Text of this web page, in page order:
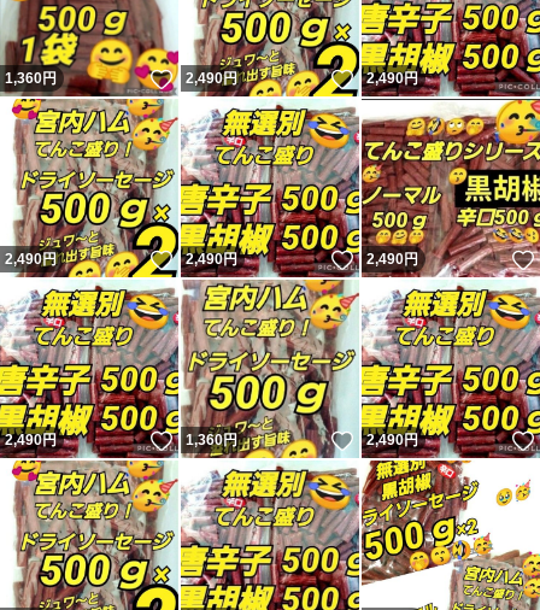
1,360円 いいね！
2,490円 いいね！
2,490円
2,490円 いいね！
2,490円 いいね！
2,490円
2,490円 いいね！
1,360円 いいね！
2,490円